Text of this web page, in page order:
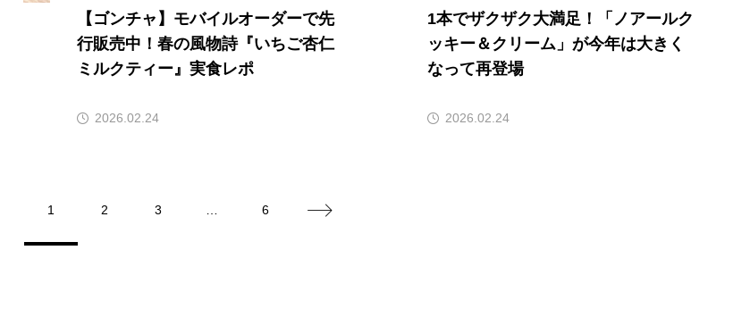
【ゴンチャ】モバイルオーダーで先
行販売中！春の風物詩『いちご杏仁
ミルクティー』実食レポ
2026.02.24
1本でザクザク大満足！「ノアールク
ッキー＆クリーム」が今年は大きく
なって再登場
2026.02.24
1 2 3 … 6